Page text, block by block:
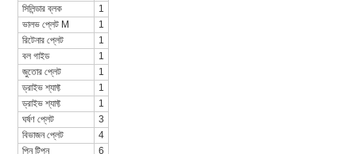
সিলিন্ডার ব্লক
1
ভালভ প্লেট M
1
রিটেনার প্লেট
1
বল গাইড
1
জুতোর প্লেট
1
ড্রাইভ শ্যাফ্ট
1
ড্রাইভ শ্যাফ্ট
1
ঘর্ষণ প্লেট
3
বিভাজন প্লেট
4
পিন টিপুন
6